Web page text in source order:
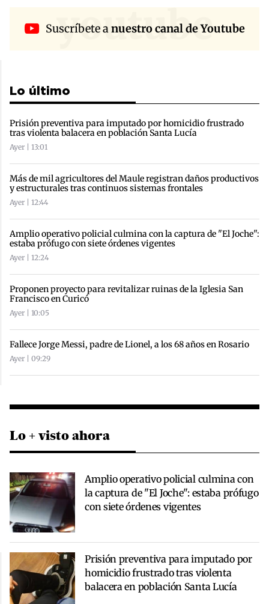
youtube
Suscríbete anuestro canal de Youtube
Lo último
Prisión preventiva para imputado por homicidio frustrado
tras violenta balacera en población Santa Lucía
Ayer | 13:01
Más de mil agricultores del Maule registran daños productivos
y estructurales tras continuos sistemas frontales
Ayer | 12:44
Amplio operativo policial culmina con la captura de "El Joche":
estaba prófugo con siete órdenes vigentes
Ayer | 12:24
Proponen proyecto para revitalizar ruinas de la Iglesia San
Francisco en Curicó
Ayer | 10:05
Fallece Jorge Messi, padre de Lionel, a los 68 años en Rosario
Ayer | 09:29
Lo + visto ahora
Amplio operativo policial culmina con
la captura de "El Joche": estaba prófugo
con siete órdenes vigentes
Prisión preventiva para imputado por
homicidio frustrado tras violenta
balacera en población Santa Lucía